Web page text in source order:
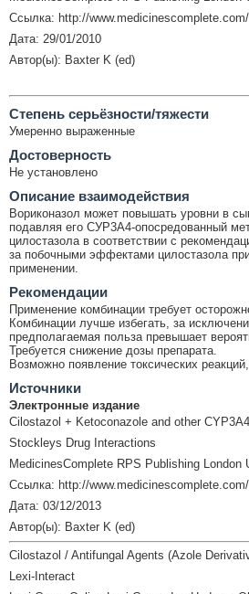
Ссылка: http://
Дата: 29/01/2010
Автор(ы): Baxter K (ed)
Cтепень серьёзности/тяжести
Умеренно выраженные
Достоверность
Не установлено
Описание взаимодействия
Вориконазол может повышать уровни в
подавляя его СУР3А4-опосредованный
цилостазола в соответствии с
за побочными эффектами цилостазола
применении.
Рекомендации
Применение комбинации требует
Комбинации лучше избегать, за
предполагаемая польза превышает
Требуется снижение дозы препарата.
Возможно появление токсических
Источники
Электронные издание
Cilostazol + Ketoconazole and other
Stockleys Drug Interactions
MedicinesComplete RPS Publishing London
Ссылка: http://
Дата: 03/12/2013
Автор(ы): Baxter K (ed)
Cilostazol / Antifungal Agents (Azole
Lexi-Interact